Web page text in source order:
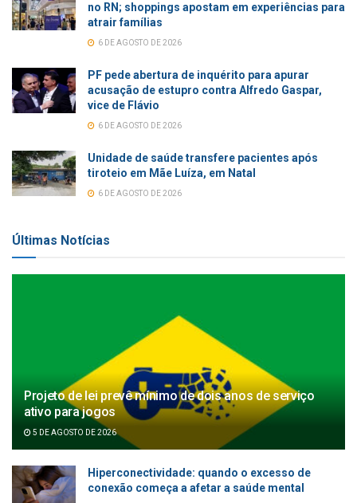
no RN; shoppings apostam em experiências para
atrair famílias
6 DE AGOSTO DE 2026
PF pede abertura de inquérito para apurar
acusação de estupro contra Alfredo Gaspar,
vice de Flávio
6 DE AGOSTO DE 2026
Unidade de saúde transfere pacientes após
tiroteio em Mãe Luíza, em Natal
6 DE AGOSTO DE 2026
Últimas Notícias
Projeto de lei prevê mínimo de dois anos de serviço
ativo para jogos
5 DE AGOSTO DE 2026
Hiperconectividade: quando o excesso de
conexão começa a afetar a saúde mental